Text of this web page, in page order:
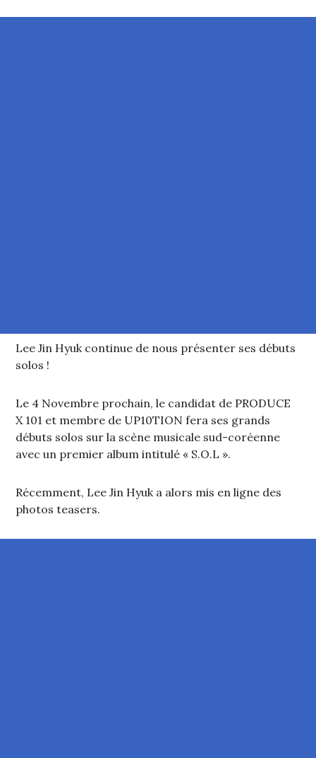
Lee Jin Hyuk continue de nous présenter ses débuts
solos !
Le 4 Novembre prochain, le candidat de PRODUCE
X 101 et membre de UP10TION fera ses grands
débuts solos sur la scène musicale sud-coréenne
avec un premier album intitulé « S.O.L ».
Récemment, Lee Jin Hyuk a alors mis en ligne des
photos teasers.